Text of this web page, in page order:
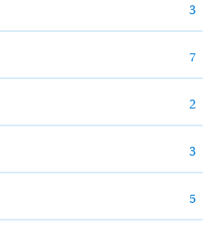
3
7
2
3
5